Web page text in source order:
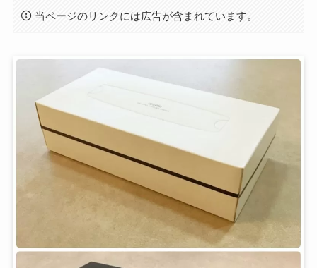
当ページのリンクには広告が含まれています。